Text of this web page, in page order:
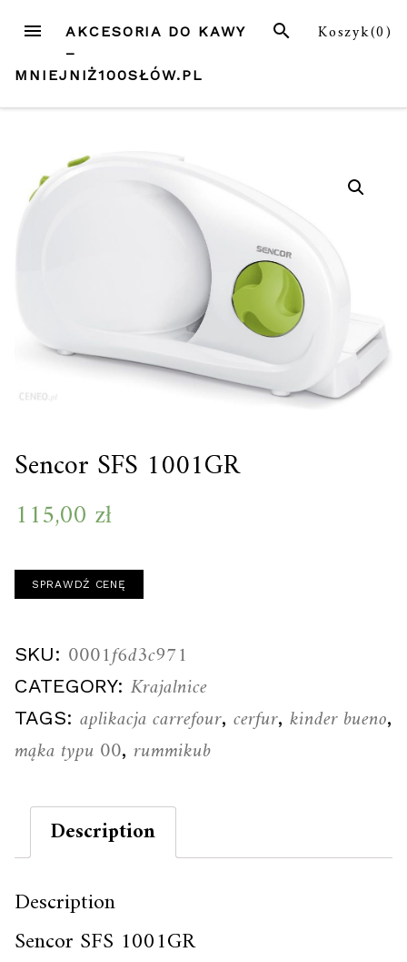
treści
MENU Koszyk(0)
SZUKAJ
AKCESORIA DO KAWY
–
MNIEJNIŻ100SŁÓW.PL
Sencor SFS 1001GR
115,00 zł
SPRAWDŹ CENĘ
SKU: 0001f6d3c971
CATEGORY: Krajalnice
TAGS: aplikacja carrefour, cerfur, kinder bueno,
mąka typu 00, rummikub
Description
Description
Sencor SFS 1001GR